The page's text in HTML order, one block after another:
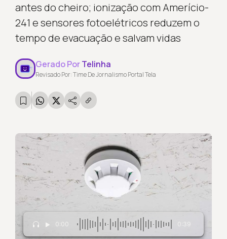
antes do cheiro; ionização com Amerício-
241 e sensores fotoelétricos reduzem o
tempo de evacuação e salvam vidas
Gerado PorTelinha
Revisado Por: Time De Jornalismo Portal Tela
0:00 0:39